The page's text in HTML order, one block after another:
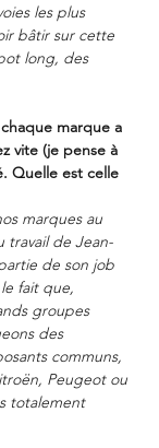
les plus
bâtir sur cette
long, des
marque a
vite (je pense à
Quelle est celle
marques au
travail de Jean-
de son job
fait que,
groupes
des
communs,
Peugeot ou
totalement